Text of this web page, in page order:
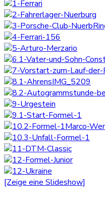
[Zeige eine Slideshow]